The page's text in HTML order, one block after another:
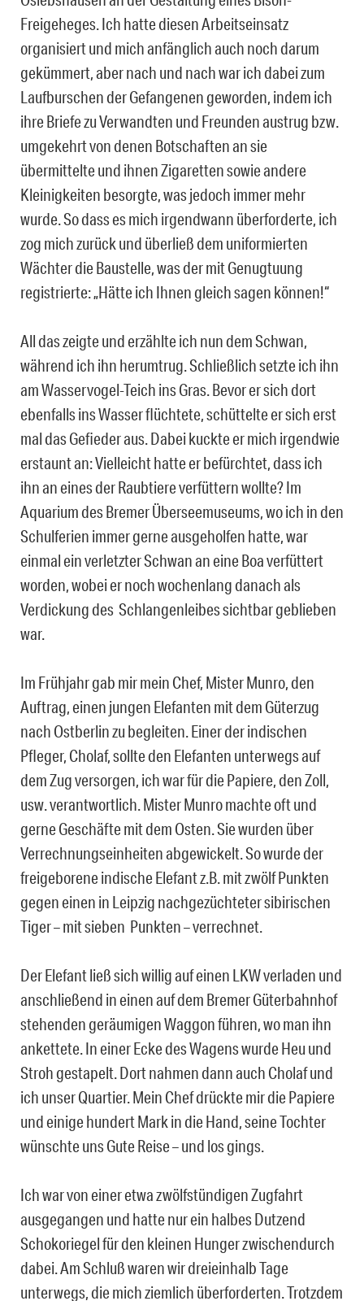
Freigeheges. Ich hatte diesen Arbeitseinsatz
organisiert und mich anfänglich auch noch darum
gekümmert, aber nach und nach war ich dabei zum
Laufburschen der Gefangenen geworden, indem ich
ihre Briefe zu Verwandten und Freunden austrug bzw.
umgekehrt von denen Botschaften an sie
übermittelte und ihnen Zigaretten sowie andere
Kleinigkeiten besorgte, was jedoch immer mehr
wurde. So dass es mich irgendwann überforderte, ich
zog mich zurück und überließ dem uniformierten
Wächter die Baustelle, was der mit Genugtuung
registrierte: „Hätte ich Ihnen gleich sagen können!“
All das zeigte und erzählte ich nun dem Schwan,
während ich ihn herumtrug. Schließlich setzte ich ihn
am Wasservogel-Teich ins Gras. Bevor er sich dort
ebenfalls ins Wasser flüchtete, schüttelte er sich erst
mal das Gefieder aus. Dabei kuckte er mich irgendwie
erstaunt an: Vielleicht hatte er befürchtet, dass ich
ihn an eines der Raubtiere verfüttern wollte? Im
Aquarium des Bremer Überseemuseums, wo ich in den
Schulferien immer gerne ausgeholfen hatte, war
einmal ein verletzter Schwan an eine Boa verfüttert
worden, wobei er noch wochenlang danach als
Verdickung des Schlangenleibes sichtbar geblieben
war.
Im Frühjahr gab mir mein Chef, Mister Munro, den
Auftrag, einen jungen Elefanten mit dem Güterzug
nach Ostberlin zu begleiten. Einer der indischen
Pfleger, Cholaf, sollte den Elefanten unterwegs auf
dem Zug versorgen, ich war für die Papiere, den Zoll,
usw. verantwortlich. Mister Munro machte oft und
gerne Geschäfte mit dem Osten. Sie wurden über
Verrechnungseinheiten abgewickelt. So wurde der
freigeborene indische Elefant z.B. mit zwölf Punkten
gegen einen in Leipzig nachgezüchteter sibirischen
Tiger – mit sieben Punkten – verrechnet.
Der Elefant ließ sich willig auf einen LKW verladen und
anschließend in einen auf dem Bremer Güterbahnhof
stehenden geräumigen Waggon führen, wo man ihn
ankettete. In einer Ecke des Wagens wurde Heu und
Stroh gestapelt. Dort nahmen dann auch Cholaf und
ich unser Quartier. Mein Chef drückte mir die Papiere
und einige hundert Mark in die Hand, seine Tochter
wünschte uns Gute Reise – und los gings.
Ich war von einer etwa zwölfstündigen Zugfahrt
ausgegangen und hatte nur ein halbes Dutzend
Schokoriegel für den kleinen Hunger zwischendurch
dabei. Am Schluß waren wir dreieinhalb Tage
unterwegs, die mich ziemlich überforderten. Trotzdem